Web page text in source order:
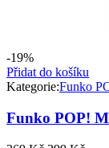
-19%
Přidat do košíku
Kategorie:Funko
Funko POP!